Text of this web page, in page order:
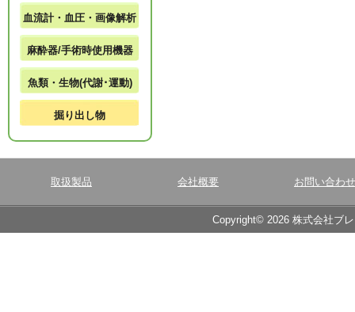
血流計・血圧・画像解析
麻酔器/手術時使用機器
魚類・生物(代謝･運動)
掘り出し物
取扱製品 会社概要 お問い合わせ
Copyright© 2026 株式会社ブ